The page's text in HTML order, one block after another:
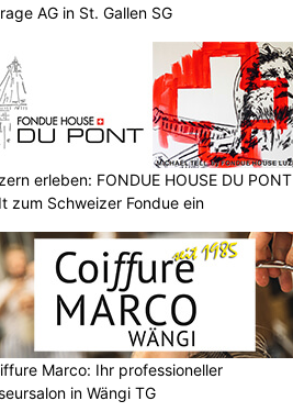
AG in St. Gallen SG
erleben: FONDUE HOUSE DU PONT
zum Schweizer Fondue ein
Marco: Ihr professioneller
in Wängi TG